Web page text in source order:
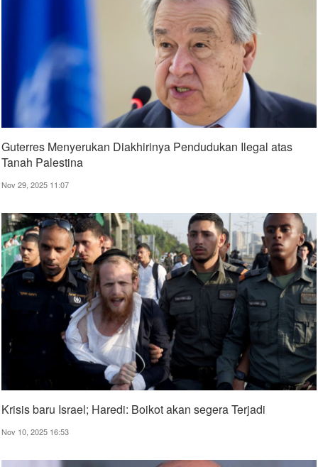
Guterres Menyerukan Diakhirinya Pendudukan Ilegal atas
Tanah Palestina
Nov 29, 2025 11:07
Krisis baru Israel; Haredi: Boikot akan segera Terjadi
Nov 10, 2025 16:53